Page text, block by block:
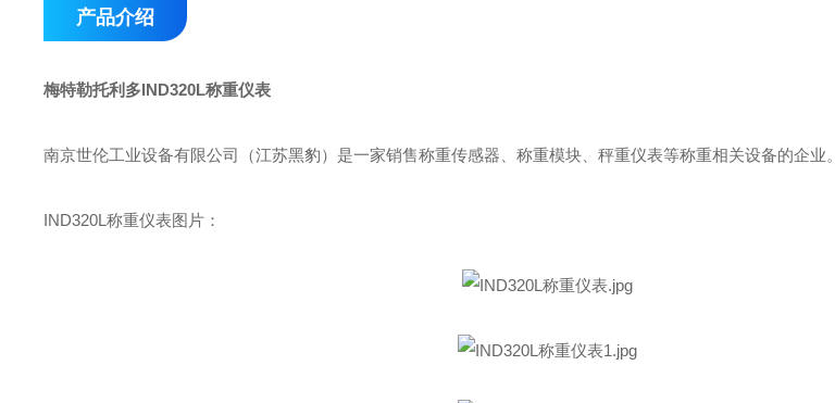
产品介绍
梅特勒托利多IND320L称重仪表
南京世伦工业设备有限公司（江苏黑豹）是一家销售称重传感器、称重模块、秤重仪表等称重相关设备的企业。
IND320L称重仪表图片：